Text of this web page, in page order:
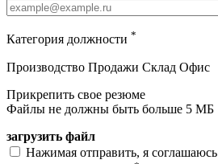
Категория должности *
Производство Продажи Склад Офис
Прикрепить свое резюме
Файлы не должны быть больше 5 МБ
загрузить файл
Нажимая отправить, я соглашаюсь